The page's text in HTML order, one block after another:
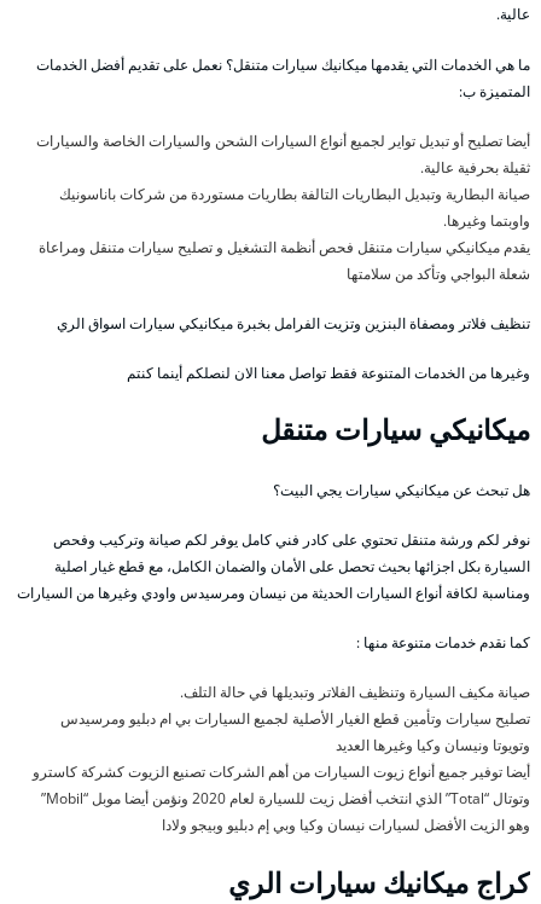
عالية.
ما هي الخدمات التي يقدمها ميكانيك سيارات متنقل؟ نعمل على تقديم أفضل الخدمات
المتميزة ب:
أيضا تصليح أو تبديل تواير لجميع أنواع السيارات الشحن والسيارات الخاصة والسيارات
ثقيلة بحرفية عالية.
صيانة البطارية وتبديل البطاريات التالفة بطاريات مستوردة من شركات باناسونيك
واوبتما وغيرها.
يقدم ميكانيكي سيارات متنقل فحص أنظمة التشغيل و تصليح سيارات متنقل ومراعاة
شعلة البواجي وتأكد من سلامتها
تنظيف فلاتر ومصفاة البنزين وتزيت الفرامل بخبرة ميكانيكي سيارات اسواق الري
وغيرها من الخدمات المتنوعة فقط تواصل معنا الان لنصلكم أينما كنتم
ميكانيكي سيارات متنقل
هل تبحث عن ميكانيكي سيارات يجي البيت؟
نوفر لكم ورشة متنقل تحتوي على كادر فني كامل يوفر لكم صيانة وتركيب وفحص
السيارة بكل اجزائها بحيث تحصل على الأمان والضمان الكامل، مع قطع غيار اصلية
ومناسبة لكافة أنواع السيارات الحديثة من نيسان ومرسيدس واودي وغيرها من السيارات
كما نقدم خدمات متنوعة منها :
صيانة مكيف السيارة وتنظيف الفلاتر وتبديلها في حالة التلف.
تصليح سيارات وتأمين قطع الغيار الأصلية لجميع السيارات بي ام دبليو ومرسيدس
وتويوتا ونيسان وكيا وغيرها العديد
أيضا توفير جميع أنواع زيوت السيارات من أهم الشركات تصنيع الزيوت كشركة كاسترو
وتوتال “Total” الذي انتخب أفضل زيت للسيارة لعام 2020 ونؤمن أيضا موبل “Mobil”
وهو الزيت الأفضل لسيارات نيسان وكيا وبي إم دبليو وبيجو ولادا
كراج ميكانيك سيارات الري